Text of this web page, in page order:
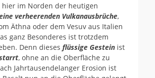
hier im Norden der heutigen
verheerenden Vulkanausbrüche,
Äthna oder dem Vesuv aus Italien
ganz Besonderes ist trotzdem
Denn dieses flüssige Gestein ist
, ohne an die Oberfläche zu
Jahrtausendelanger Erosion ist